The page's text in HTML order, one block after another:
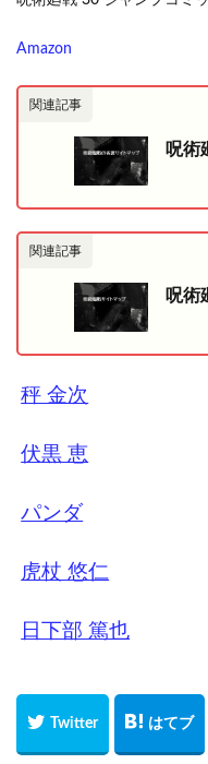
Amazon
関連記事
呪術
関連記事
呪術
秤 金次
伏黒 恵
パンダ
虎杖 悠仁
日下部 篤也